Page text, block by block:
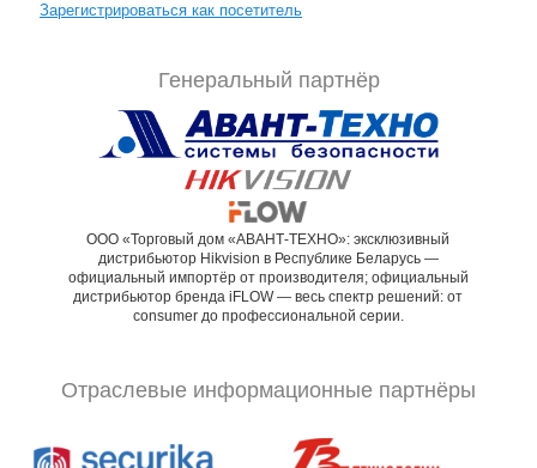
Зарегистрироваться как посетитель
Генеральный партнёр
ООО «Торговый дом «АВАНТ-ТЕХНО»: эксклюзивный
дистрибьютор Hikvision в Республике Беларусь —
официальный импортёр от производителя; официальный
дистрибьютор бренда iFLOW — весь спектр решений: от
consumer до профессиональной серии.
Отраслевые информационные партнёры